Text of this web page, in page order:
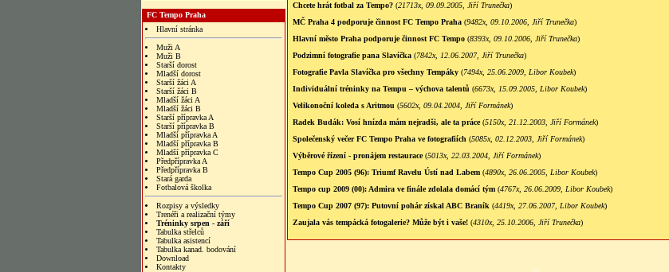
FC Tempo Praha
Hlavní stránka
Muži A
Muži B
Starší dorost
Mladší dorost
Starší žáci A
Starší žáci B
Mladší žáci A
Mladší žáci B
Starší přípravka A
Starší přípravka B
Mladší přípravka A
Mladší přípravka B
Mladší přípravka C
Předpřípravka A
Předpřípravka B
Stará garda
Fotbalová školka
Rozpisy a výsledky
Trenéři a realizační týmy
Tréninky srpen - září
Tabulka střelců
Tabulka asistencí
Tabulka kanad. bodování
Download
Kontakty
Chcete hrát fotbal za Tempo? (21713x, 09.09.2005, Jiří Trunečka)
MČ Praha 4 podporuje činnost FC Tempo Praha (9482x, 09.10.2006, Jiří Trunečka)
Hlavní město Praha podporuje činnost FC Tempo (8393x, 09.10.2006, Jiří Trunečka)
Podzimní fotografie pana Slavíčka (7842x, 12.06.2007, Jiří Trunečka)
Fotografie Pavla Slavíčka pro všechny Tempáky (7494x, 25.06.2009, Libor Koubek)
Individuální tréninky na Tempu – výchova talentů (6673x, 15.09.2005, Libor Koubek)
Velikonoční koleda s Aritmou (5602x, 09.04.2004, Jiří Formánek)
Radek Budák: Vosí hnízda mám nejradši, ale ta práce(5150x, 21.12.2003, Jiří Formánek)
Společenský večer FC Tempo Praha ve fotografiích (5085x, 02.12.2003, Jiří Formánek)
Výběrové řízení - pronájem restaurace(5013x, 22.03.2004, Jiří Formánek)
Tempo Cup 2005 (96): Triumf Ravelu Ústí nad Labem (4890x, 26.06.2005, Libor Koubek)
Tempo cup 2009 (00): Admira ve finále zdolala domácí tým (4767x, 26.06.2009, Libor Koubek)
Tempo Cup 2007 (97): Putovní pohár získal ABC Braník (4419x, 27.06.2007, Libor Koubek)
Zaujala vás tempácká fotogalerie? Může být i vaše! (4310x, 25.10.2006, Jiří Trunečka)